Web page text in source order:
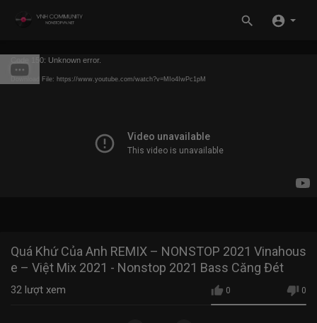
Code 150: Unknown error.
Download File: https://www.youtube.com/watch?v=MIo4IwPc1pM
Quá Khứ Của Anh REMIX – NONSTOP 2021 Vinahous
e – Việt Mix 2021 - Nonstop 2021 Bass Căng Đét
0 0
32 lượt xem